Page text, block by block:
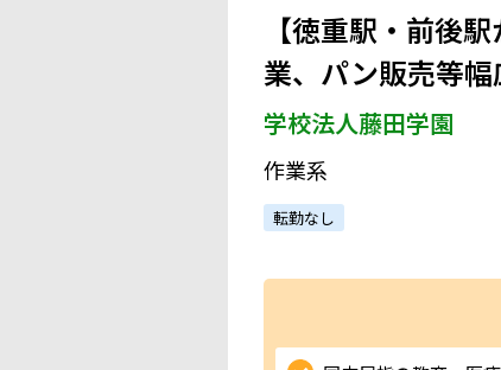
【徳重駅・前後
業、パン販売等幅
学校法人藤田学園
作業系
転勤なし